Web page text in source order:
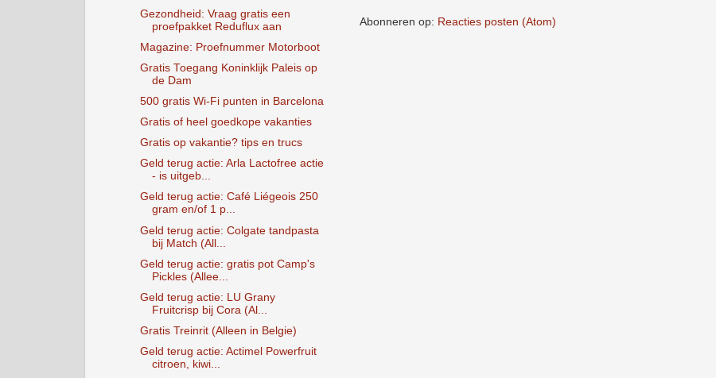
Abonneren op: Reacties posten (Atom)
Gezondheid: Vraag gratis een
proefpakket Reduflux aan
Magazine: Proefnummer Motorboot
Gratis Toegang Koninklijk Paleis op
de Dam
500 gratis Wi-Fi punten in Barcelona
Gratis of heel goedkope vakanties
Gratis op vakantie? tips en trucs
Geld terug actie: Arla Lactofree actie
- is uitgeb...
Geld terug actie: Café Liégeois 250
gram en/of 1 p...
Geld terug actie: Colgate tandpasta
bij Match (All...
Geld terug actie: gratis pot Camp's
Pickles (Allee...
Geld terug actie: LU Grany
Fruitcrisp bij Cora (Al...
Gratis Treinrit (Alleen in Belgie)
Geld terug actie: Actimel Powerfruit
citroen, kiwi...